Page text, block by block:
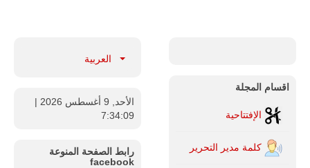
اقسام المجلة
الإفتتاحية
كلمة مدير التحرير
العربية
الأحد, 9 أغسطس 2026
|
7:34:11
رابط الصفحة المنوعة
facebook